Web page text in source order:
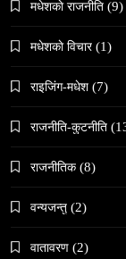
हुम्लामा
मधेशकाे राजनीति (9)
मधेशकाे विचार (1)
राइजिंग-मधेश (7)
राजनीति-कुटनीति
राजनीतिक (8)
वन्यजन्तु (2)
वातावरण (2)